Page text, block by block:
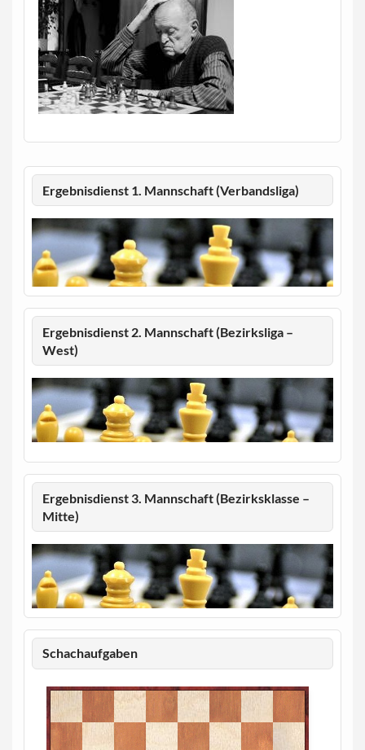
Ergebnisdienst 1. Mannschaft (Verbandsliga)
Ergebnisdienst 2. Mannschaft (Bezirksliga –
West)
Ergebnisdienst 3. Mannschaft (Bezirksklasse –
Mitte)
Schachaufgaben